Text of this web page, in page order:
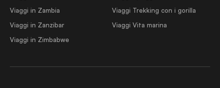
Viaggi in Zambia
Viaggi in Zanzibar
Viaggi in Zimbabwe
Viaggi Trekking con i gorilla
Viaggi Vita marina